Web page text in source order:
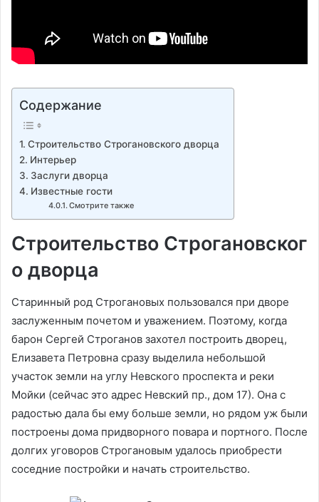
Содержание
Строительство Строгановского дворца
Интерьер
Заслуги дворца
Известные гости
Смотрите также
Строительство Строгановског
о дворца
Старинный род Строгановых пользовался при дворе
заслуженным почетом и уважением. Поэтому, когда
барон Сергей Строганов захотел построить дворец,
Елизавета Петровна сразу выделила небольшой
участок земли на углу Невского проспекта и реки
Мойки (сейчас это адрес Невский пр., дом 17). Она с
радостью дала бы ему больше земли, но рядом уж были
построены дома придворного повара и портного. После
долгих уговоров Строгановым удалось приобрести
соседние постройки и начать строительство.